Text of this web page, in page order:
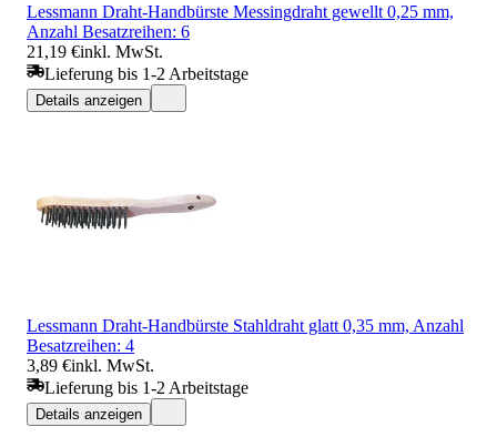
Lessmann Draht-Handbürste Messingdraht gewellt 0,25 mm,
Anzahl Besatzreihen: 6
21,19 €inkl. MwSt.
Lieferung bis 1-2 Arbeitstage
Details anzeigen
Lessmann Draht-Handbürste Stahldraht glatt 0,35 mm, Anzahl
Besatzreihen: 4
3,89 €inkl. MwSt.
Lieferung bis 1-2 Arbeitstage
Details anzeigen